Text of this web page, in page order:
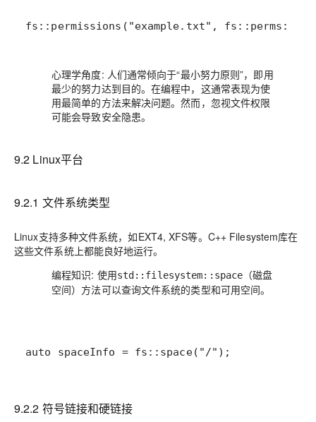
fs::permissions("example.txt",
心理学角度: 人们通常倾向于“最小努力原则”，即用
最少的努力达到目的。在编程中，这通常表现为使
用最简单的方法来解决问题。然而，忽视文件权限
可能会导致安全隐患。
9.2 Linux平台
9.2.1 文件系统类型
Linux支持多种文件系统，如EXT4, XFS等。C++ Filesystem库在
这些文件系统上都能良好地运行。
编程知识: 使用std::filesystem::space （磁盘
空间）方法可以查询文件系统的类型和可用空间。
auto spaceInfo = fs::space("/");
9.2.2 符号链接和硬链接